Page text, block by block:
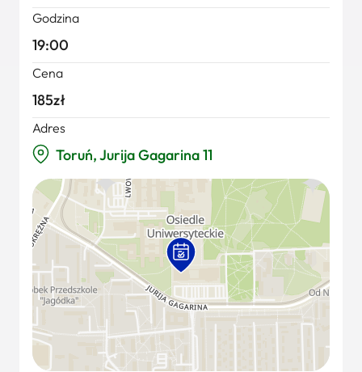
Godzina
19:00
Cena
185zł
Adres
Toruń, Jurija Gagarina 11